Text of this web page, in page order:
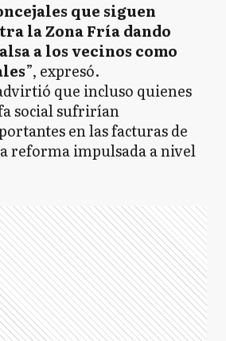
que siguen
la Zona Fría dando
a los vecinos como
”, expresó.
que incluso quienes
social sufrirían
en las facturas de
reforma impulsada a nivel